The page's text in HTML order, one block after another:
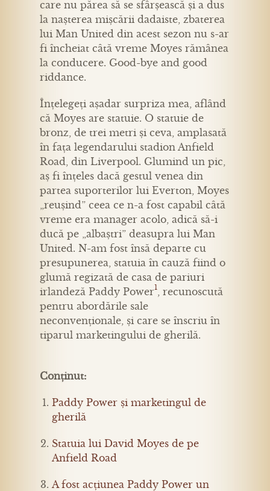
care nu părea să se sfârșească și a dus
la nașterea mișcării dadaiste, zbaterea
lui Man United din acest sezon nu s-ar
fi încheiat câtă vreme Moyes rămânea
la conducere. Good-bye and good
riddance.
Înțelegeți așadar surpriza mea, aflând
că Moyes are statuie. O statuie de
bronz, de trei metri și ceva, amplasată
în fața legendarului stadion Anfield
Road, din Liverpool. Glumind un pic,
aș fi înțeles dacă gestul venea din
partea suporterilor lui Everton, Moyes
„reușind” ceea ce n-a fost capabil câtă
vreme era manager acolo, adică să-i
ducă pe „albaștri” deasupra lui Man
United. N-am fost însă departe cu
presupunerea, statuia în cauză fiind o
glumă regizată de casa de pariuri
irlandeză Paddy Power1, recunoscută
pentru abordările sale
neconvenționale, și care se înscriu în
tiparul marketingului de gherilă.
Conținut:
Paddy Power și marketingul de
gherilă
Statuia lui David Moyes de pe
Anfield Road
A fost acțiunea Paddy Power un